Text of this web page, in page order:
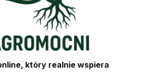
który realnie wspiera